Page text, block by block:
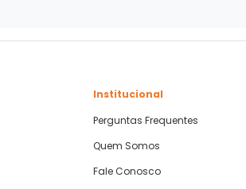
Institucional
Perguntas Frequentes
Quem Somos
Fale Conosco